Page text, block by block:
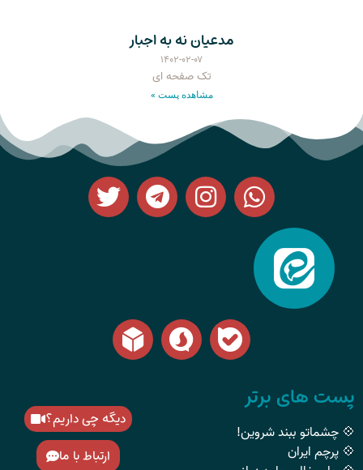
مدعیان نه به اجبار
۱۴۰۲-۰۲-۰۷
تک صفحه ای
مشاهده پست »
پست های برتر
💠 چشماتو ببند شروین!
💠 پرچم ایران
دیگه چی داریم؟
ارتباط با ما